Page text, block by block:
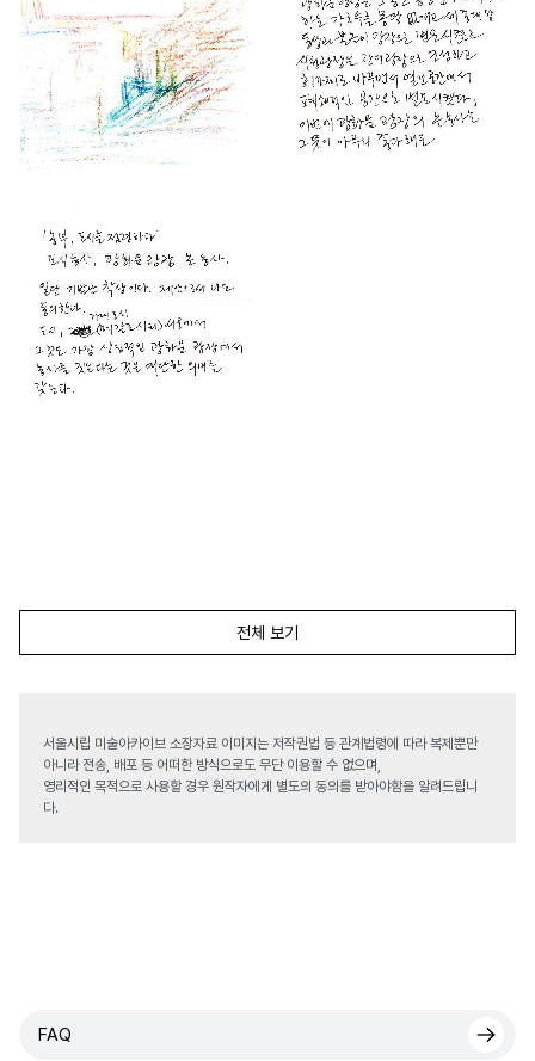
전체 보기
서울시립 미술아카이브 소장자료 이미지는 저작권법 등 관계법령에 따라 복제뿐만
아니라 전송, 배포 등 어떠한 방식으로도 무단 이용할 수 없으며,
영리적인 목적으로 사용할 경우 원작자에게 별도의 동의를 받아야함을 알려드립니
다.
FAQ